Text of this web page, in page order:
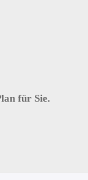
für Sie.